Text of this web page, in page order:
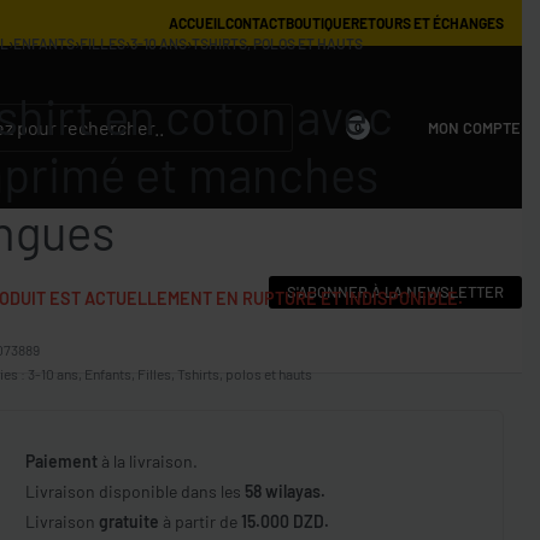
ACCUEILCONTACTBOUTIQUERETOURS ET ÉCHANGES
0 MON COMPTE
S'ABONNER À LA NEWSLETTER
›ENFANTS›FILLES›3-10 ANS›TSHIRTS, POLOS ET HAUTS
en coton avec
EST ACTUELLEMENT EN RUPTURE ET INDISPONIBLE.
: 3-10 ans Enfants Filles Tshirts, polos et hauts
Paiement à la livraison.
Livraison disponible dans les 58 wilayas.
Livraison gratuite à partir de 15.000 DZD.